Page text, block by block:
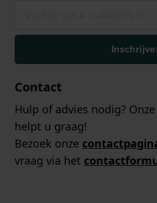
Contact
Hulp of advies nodig?
helpt u graag!
Bezoek onze
vraag via het